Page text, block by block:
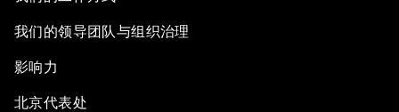
我们的领导团队与组织治理
影响力
北京代表处